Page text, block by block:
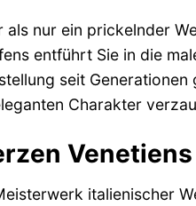
nur ein prickelnder
entführt Sie in die
seit
Charakter
Venetiens
italienischer